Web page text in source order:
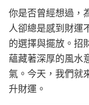
你是否曾經想過，
人卻總是感到財運
的選擇與擺放。招
蘊藏著深厚的風水
氣。今天，我們就
升財運。